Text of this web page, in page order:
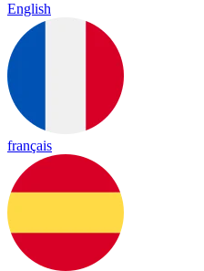
English
français